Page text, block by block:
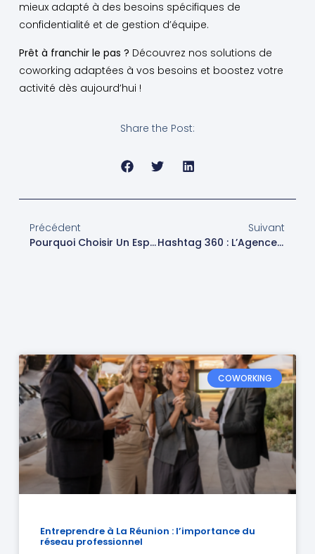
mieux adapté à des besoins spécifiques de
confidentialité et de gestion d’équipe.
Prêt à franchir le pas ? Découvrez nos solutions de
coworking adaptées à vos besoins et boostez votre
activité dès aujourd’hui !
Share the Post:
Précédent
Pourquoi Choisir Un Espace De Coworking À La Réunion Pour Booster Votre Productivité ?
Suivant
Hashtag 360 : L’Agence Web Et SEO De Référence Depuis 2019
COWORKING
Entreprendre à La Réunion : l’importance du
réseau professionnel